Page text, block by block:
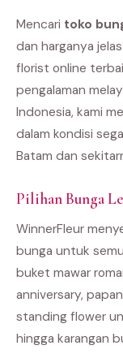
Mencari toko
dan harganya
florist online
pengalaman
Indonesia, kami
dalam kondisi
Batam dan
Pilihan Bunga
WinnerFleur
bunga untuk
buket mawar
anniversary,
standing flower
hingga karangan